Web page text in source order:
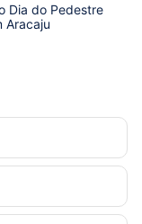
Dia do Pedestre
Aracaju